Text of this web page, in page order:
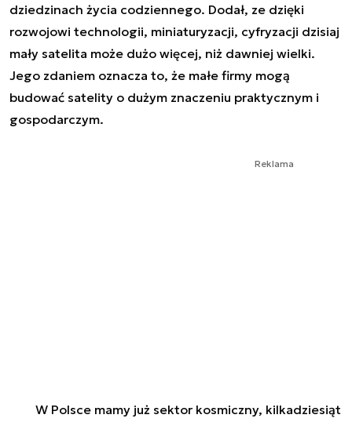
dziedzinach życia codziennego. Dodał, ze dzięki
rozwojowi technologii, miniaturyzacji, cyfryzacji dzisiaj
mały satelita może dużo więcej, niż dawniej wielki.
Jego zdaniem oznacza to, że małe firmy mogą
budować satelity o dużym znaczeniu praktycznym i
gospodarczym.
Reklama
W Polsce mamy już sektor kosmiczny, kilkadziesiąt